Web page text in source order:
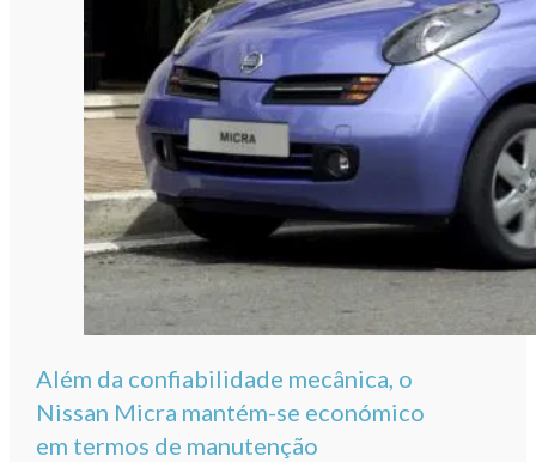
Além da confiabilidade mecânica, o
Nissan Micra mantém-se económico
em termos de manutenção